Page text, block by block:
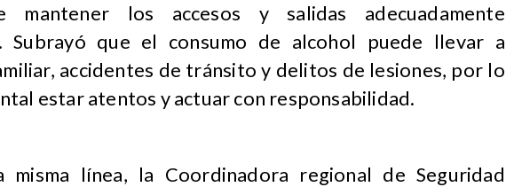
mantener los accesos y salidas adecuadamente
Subrayó que el consumo de alcohol puede llevar a
accidentes de tránsito y delitos de lesiones, por lo
estar atentos y actuar con responsabilidad.
misma línea, la Coordinadora regional de Seguridad